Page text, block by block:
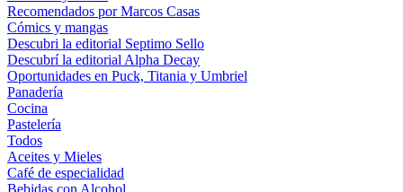
Recomendados por Marcos Casas
Cómics y mangas
Descubri la editorial Septimo Sello
Descubrí la editorial Alpha Decay
Oportunidades en Puck, Titania y Umbriel
Panadería
Cocina
Pastelería
Todos
Aceites y Mieles
Café de especialidad
Bebidas con Alcohol